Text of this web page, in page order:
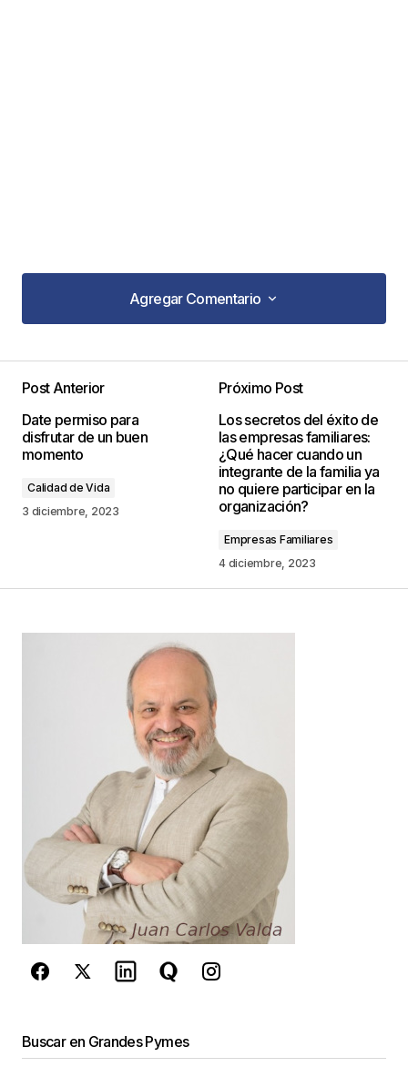
Agregar Comentario
Agregar Comentario
publicada. Los campos obligatorios están
marcados con
Comentario
Guarda mi nombre, correo electrónico y web en
este navegador para la próxima vez que
Este sitio esta protegido por
reCAPTCHA y la
Política de
privacidady los
Términos del servicio
de Googlese aplican.
Enviar Comentario
Post Anterior
Date permiso para
disfrutar de un buen
momento
Calidad de Vida
3 diciembre, 2023
Próximo Post
Los secretos del éxito de
las empresas familiares:
¿Qué hacer cuando un
integrante de la familia ya
no quiere participar en la
organización?
Empresas Familiares
4 diciembre, 2023
Buscar en Grandes Pymes